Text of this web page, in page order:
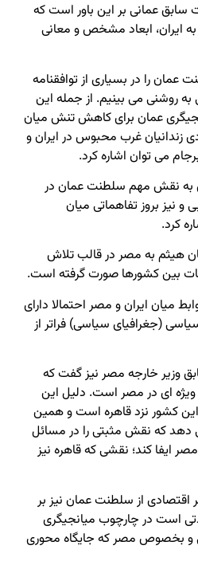
سابق عمانی بر این باور است که
ایران، ابعاد مشخص و معانی
عمان را در بسیاری از توافقنامه
روشنی می بینیم. از جمله این
عمان برای کاهش تنش میان
زندانیان غرب محبوس در ایران و
می توان اشاره کرد.
به نقش مهم سلطنت عمان در
نیز بروز تفاهماتی میان
کرد.
هیثم به مصر در قالب تلاش
بین کشورها صورت گرفته است.
میان ایران و مصر احتمالا دارای
(جغرافیای سیاسی) فراتر از
وزیر خارجه مصر نیز گفت که
ویژه ای در مصر است. دلیل این
این کشور نزد قاهره است و همین
دهد که نقش مثبتی را در مسائل
ایفا کند؛ نقشی که قاهره نیز
اقتصادی از سلطنت عمان نیز بر
است در چارچوب میانجیگری
و بخصوص مصر که جایگاه محوری